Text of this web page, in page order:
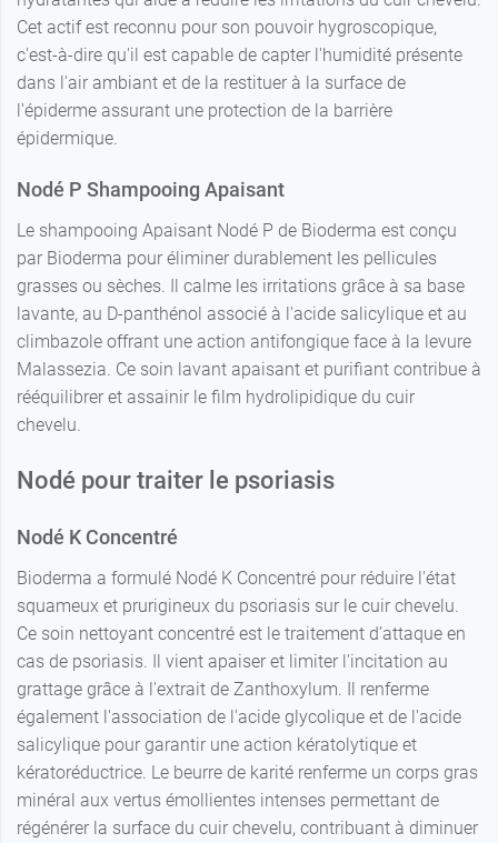
Cet actif est reconnu pour son pouvoir hygroscopique,
c'est-à-dire qu'il est capable de capter l'humidité présente
dans l'air ambiant et de la restituer à la surface de
l'épiderme assurant une protection de la barrière
épidermique.
Nodé P Shampooing Apaisant
Le shampooing Apaisant Nodé P de Bioderma est conçu
par Bioderma pour éliminer durablement les pellicules
grasses ou sèches. Il calme les irritations grâce à sa base
lavante, au D-panthénol associé à l'acide salicylique et au
climbazole offrant une action antifongique face à la levure
Malassezia. Ce soin lavant apaisant et purifiant contribue à
rééquilibrer et assainir le film hydrolipidique du cuir
chevelu.
Nodé pour traiter le psoriasis
Nodé K Concentré
Bioderma a formulé Nodé K Concentré pour réduire l'état
squameux et prurigineux du psoriasis sur le cuir chevelu.
Ce soin nettoyant concentré est le traitement d’attaque en
cas de psoriasis. Il vient apaiser et limiter l'incitation au
grattage grâce à l'extrait de Zanthoxylum. Il renferme
également l'association de l'acide glycolique et de l'acide
salicylique pour garantir une action kératolytique et
kératoréductrice. Le beurre de karité renferme un corps gras
minéral aux vertus émollientes intenses permettant de
régénérer la surface du cuir chevelu, contribuant à diminuer